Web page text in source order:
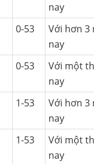
nay
0-53
Với hơn 3
nay
0-53
Với một
nay
1-53
Với hơn 3
nay
1-53
Với một
nay